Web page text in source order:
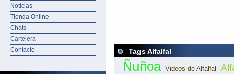
Noticias
Tienda Online
Chats
Cartelera
Contacto
Tags Alfalfal
Ñuñoa Videos de Alfalfal